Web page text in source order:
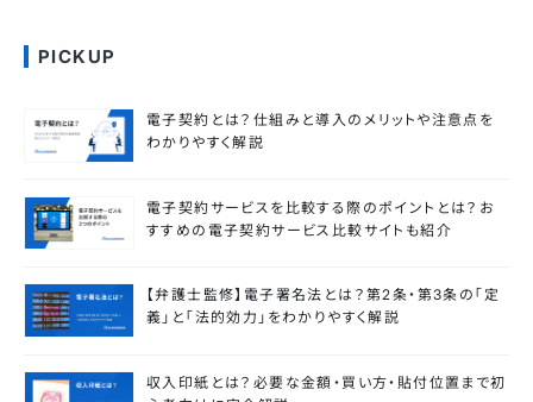
PICKUP
電子契約とは？仕組みと導入のメリットや注意点を
わかりやすく解説
電子契約サービスを比較する際のポイントとは？お
すすめの電子契約サービス比較サイトも紹介
【弁護士監修】電子署名法とは？第2条・第3条の「定
義」と「法的効力」をわかりやすく解説
収入印紙とは？必要な金額・買い方・貼付位置まで初